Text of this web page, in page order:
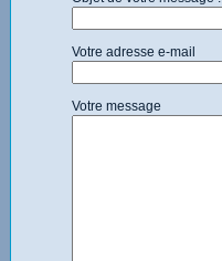
Votre adresse e-mail
Votre message